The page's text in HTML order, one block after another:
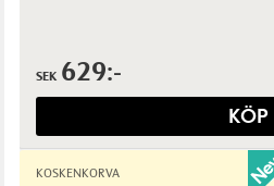
SEK 629:-
KÖP
KOSKENKORVA